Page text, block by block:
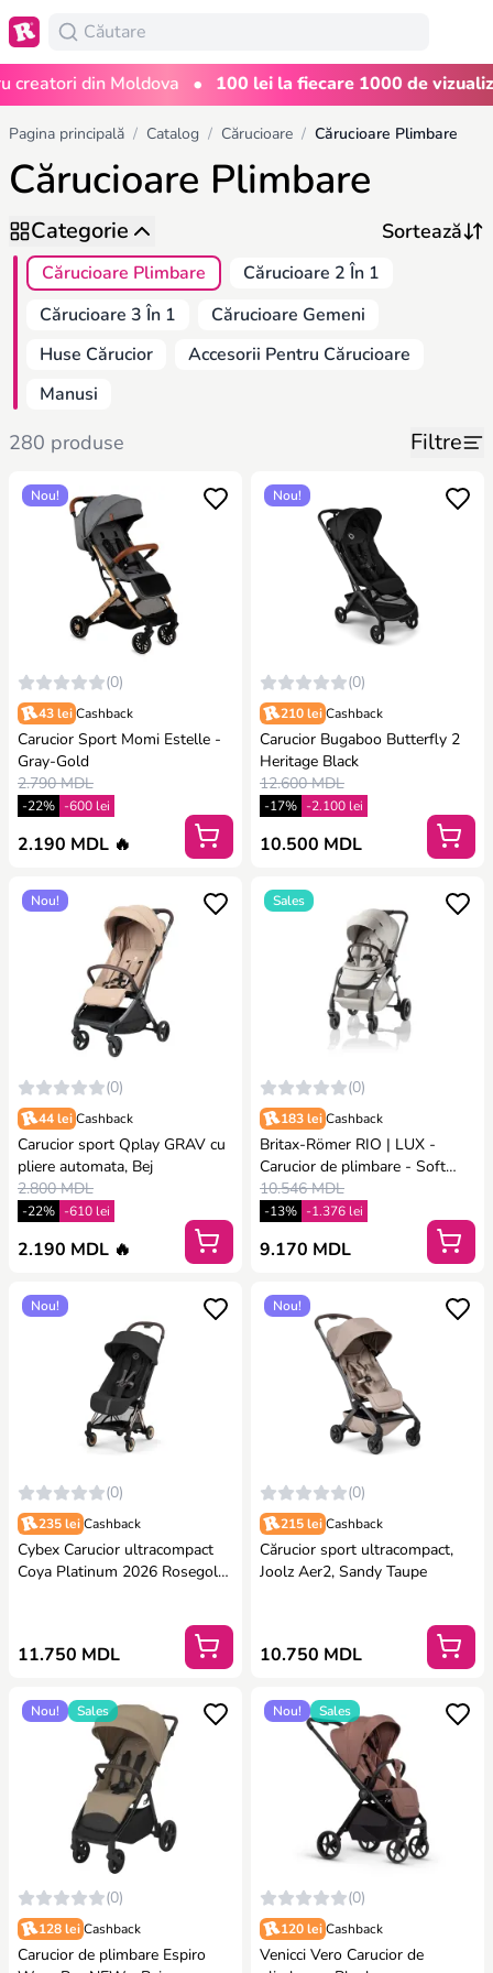
din Moldova • 100 lei la fiecare 1000 de vizualizări
Pagina principală / Catalog / Cărucioare / Cărucioare Plimbare
Cărucioare Plimbare
Categorie
Cărucioare Plimbare
Cărucioare 2 În 1
Cărucioare 3 În 1
Cărucioare Gemeni
Huse Cărucior
Accesorii Pentru Cărucioare
Manusi
280 produse Filtre
Nou!
(0)
43 lei Cashback
Carucior Sport Momi Estelle -
Gray-Gold
2.790 MDL
-22% -600 lei
2.190 MDL 🔥
Nou!
(0)
210 lei Cashback
Carucior Bugaboo Butterfly 2
Heritage Black
12.600 MDL
-17% -2.100 lei
10.500 MDL
Nou!
(0)
44 lei Cashback
Carucior sport Qplay GRAV cu
pliere automata, Bej
2.800 MDL
-22% -610 lei
2.190 MDL 🔥
Sales
(0)
183 lei Cashback
Britax-Römer RIO | LUX -
Carucior de plimbare - Soft
Taupe
10.546 MDL
-13% -1.376 lei
9.170 MDL
Nou!
(0)
235 lei Cashback
Cybex Carucior ultracompact
Coya Platinum 2026 Rosegold
11.750 MDL
Nou!
(0)
215 lei Cashback
Cărucior sport ultracompact,
Joolz Aer2, Sandy Taupe
10.750 MDL
Nou! Sales
(0)
128 lei Cashback
Carucior de plimbare Espiro
Nou! Sales
(0)
120 lei Cashback
Venicci Vero Carucior de